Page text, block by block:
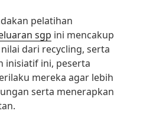
pelatihan
sgp ini mencakup
dari recycling, serta
inisiatif ini, peserta
mereka agar lebih
serta menerapkan